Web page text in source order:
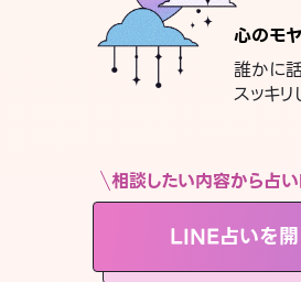
心のモ
誰かに
スッキ
相談したい内容から占
LINE占いを